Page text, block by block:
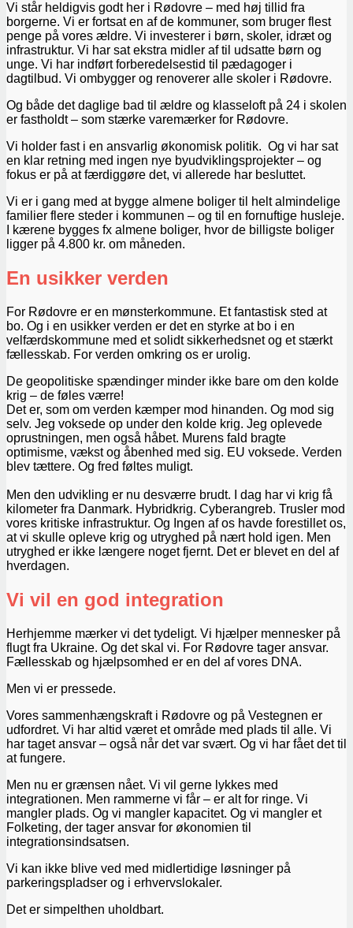
Vi står heldigvis godt her i Rødovre – med høj tillid fra
borgerne. Vi er fortsat en af de kommuner, som bruger flest
penge på vores ældre. Vi investerer i børn, skoler, idræt og
infrastruktur. Vi har sat ekstra midler af til udsatte børn og
unge. Vi har indført forberedelsestid til pædagoger i
dagtilbud. Vi ombygger og renoverer alle skoler i Rødovre.
Og både det daglige bad til ældre og klasseloft på 24 i skolen
er fastholdt – som stærke varemærker for Rødovre.
Vi holder fast i en ansvarlig økonomisk politik. Og vi har sat
en klar retning med ingen nye byudviklingsprojekter – og
fokus er på at færdiggøre det, vi allerede har besluttet.
Vi er i gang med at bygge almene boliger til helt almindelige
familier flere steder i kommunen – og til en fornuftige husleje.
I kærene bygges fx almene boliger, hvor de billigste boliger
ligger på 4.800 kr. om måneden.
En usikker verden
For Rødovre er en mønsterkommune. Et fantastisk sted at
bo. Og i en usikker verden er det en styrke at bo i en
velfærdskommune med et solidt sikkerhedsnet og et stærkt
fællesskab. For verden omkring os er urolig.
De geopolitiske spændinger minder ikke bare om den kolde
krig – de føles værre!
Det er, som om verden kæmper mod hinanden. Og mod sig
selv. Jeg voksede op under den kolde krig. Jeg oplevede
oprustningen, men også håbet. Murens fald bragte
optimisme, vækst og åbenhed med sig. EU voksede. Verden
blev tættere. Og fred føltes muligt.
Men den udvikling er nu desværre brudt. I dag har vi krig få
kilometer fra Danmark. Hybridkrig. Cyberangreb. Trusler mod
vores kritiske infrastruktur. Og Ingen af os havde forestillet os,
at vi skulle opleve krig og utryghed på nært hold igen. Men
utryghed er ikke længere noget fjernt. Det er blevet en del af
hverdagen.
Vi vil en god integration
Herhjemme mærker vi det tydeligt. Vi hjælper mennesker på
flugt fra Ukraine. Og det skal vi. For Rødovre tager ansvar.
Fællesskab og hjælpsomhed er en del af vores DNA.
Men vi er pressede.
Vores sammenhængskraft i Rødovre og på Vestegnen er
udfordret. Vi har altid været et område med plads til alle. Vi
har taget ansvar – også når det var svært. Og vi har fået det til
at fungere.
Men nu er grænsen nået. Vi vil gerne lykkes med
integrationen. Men rammerne vi får – er alt for ringe. Vi
mangler plads. Og vi mangler kapacitet. Og vi mangler et
Folketing, der tager ansvar for økonomien til
integrationsindsatsen.
Vi kan ikke blive ved med midlertidige løsninger på
parkeringspladser og i erhvervslokaler.
Det er simpelthen uholdbart.